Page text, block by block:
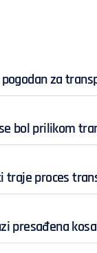
za
bol prilikom
traje proces
presađena